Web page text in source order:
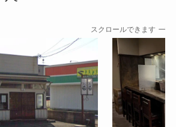
スクロールできます